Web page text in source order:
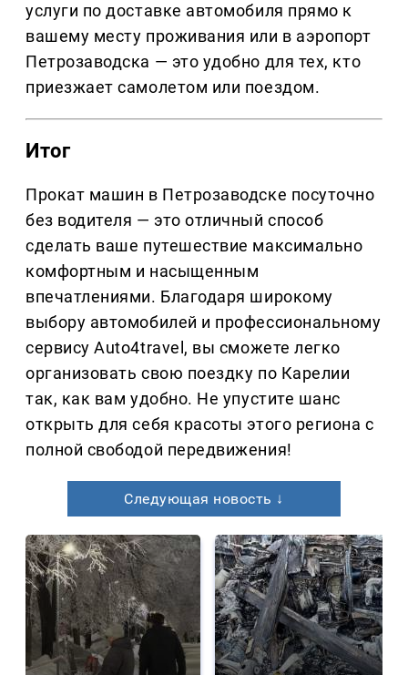
услуги по доставке автомобиля прямо к
вашему месту проживания или в аэропорт
Петрозаводска — это удобно для тех, кто
приезжает самолетом или поездом.
Итог
Прокат машин в Петрозаводске посуточно
без водителя — это отличный способ
сделать ваше путешествие максимально
комфортным и насыщенным
впечатлениями. Благодаря широкому
выбору автомобилей и профессиональному
сервису Auto4travel, вы сможете легко
организовать свою поездку по Карелии
так, как вам удобно. Не упустите шанс
открыть для себя красоты этого региона с
полной свободой передвижения!
Следующая новость ↓